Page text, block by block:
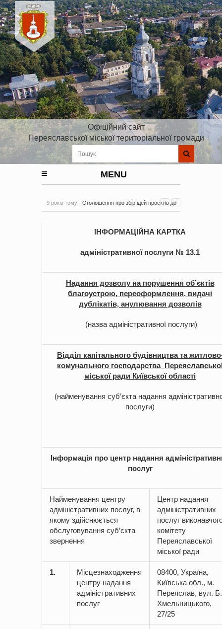
Офіційний сайт
Переяславської міської територіальної громади
MENU
9 років тому - Оголошення про збір ідей проектів до
ІНФОРМАЦІЙНА КАРТКА
адміністративної послуги № 13.1
Надання дозволу на порушення об’єктів
благоустрою, переоформлення, видачі
дублікатів, анулювання дозволів
(назва адміністративної послуги)
Відділ капітального будівництва та
комунального господарства
міської ради Київської області
(найменування суб’єкта надання
послуги)
Інформація про центр надання
послуг
Найменування центру
адміністративних послуг, в
якому здійснюється
обслуговування суб’єкта
звернення
Центр надання
адміністративних
послуг
комітету
Переяславської
міської ради
1.
Місцезнаходження
центру надання
адміністративних
послуг
08400, Україна,
Київська обл., м.
Переяслав, вул. Б.
Хмельницького,
27/25